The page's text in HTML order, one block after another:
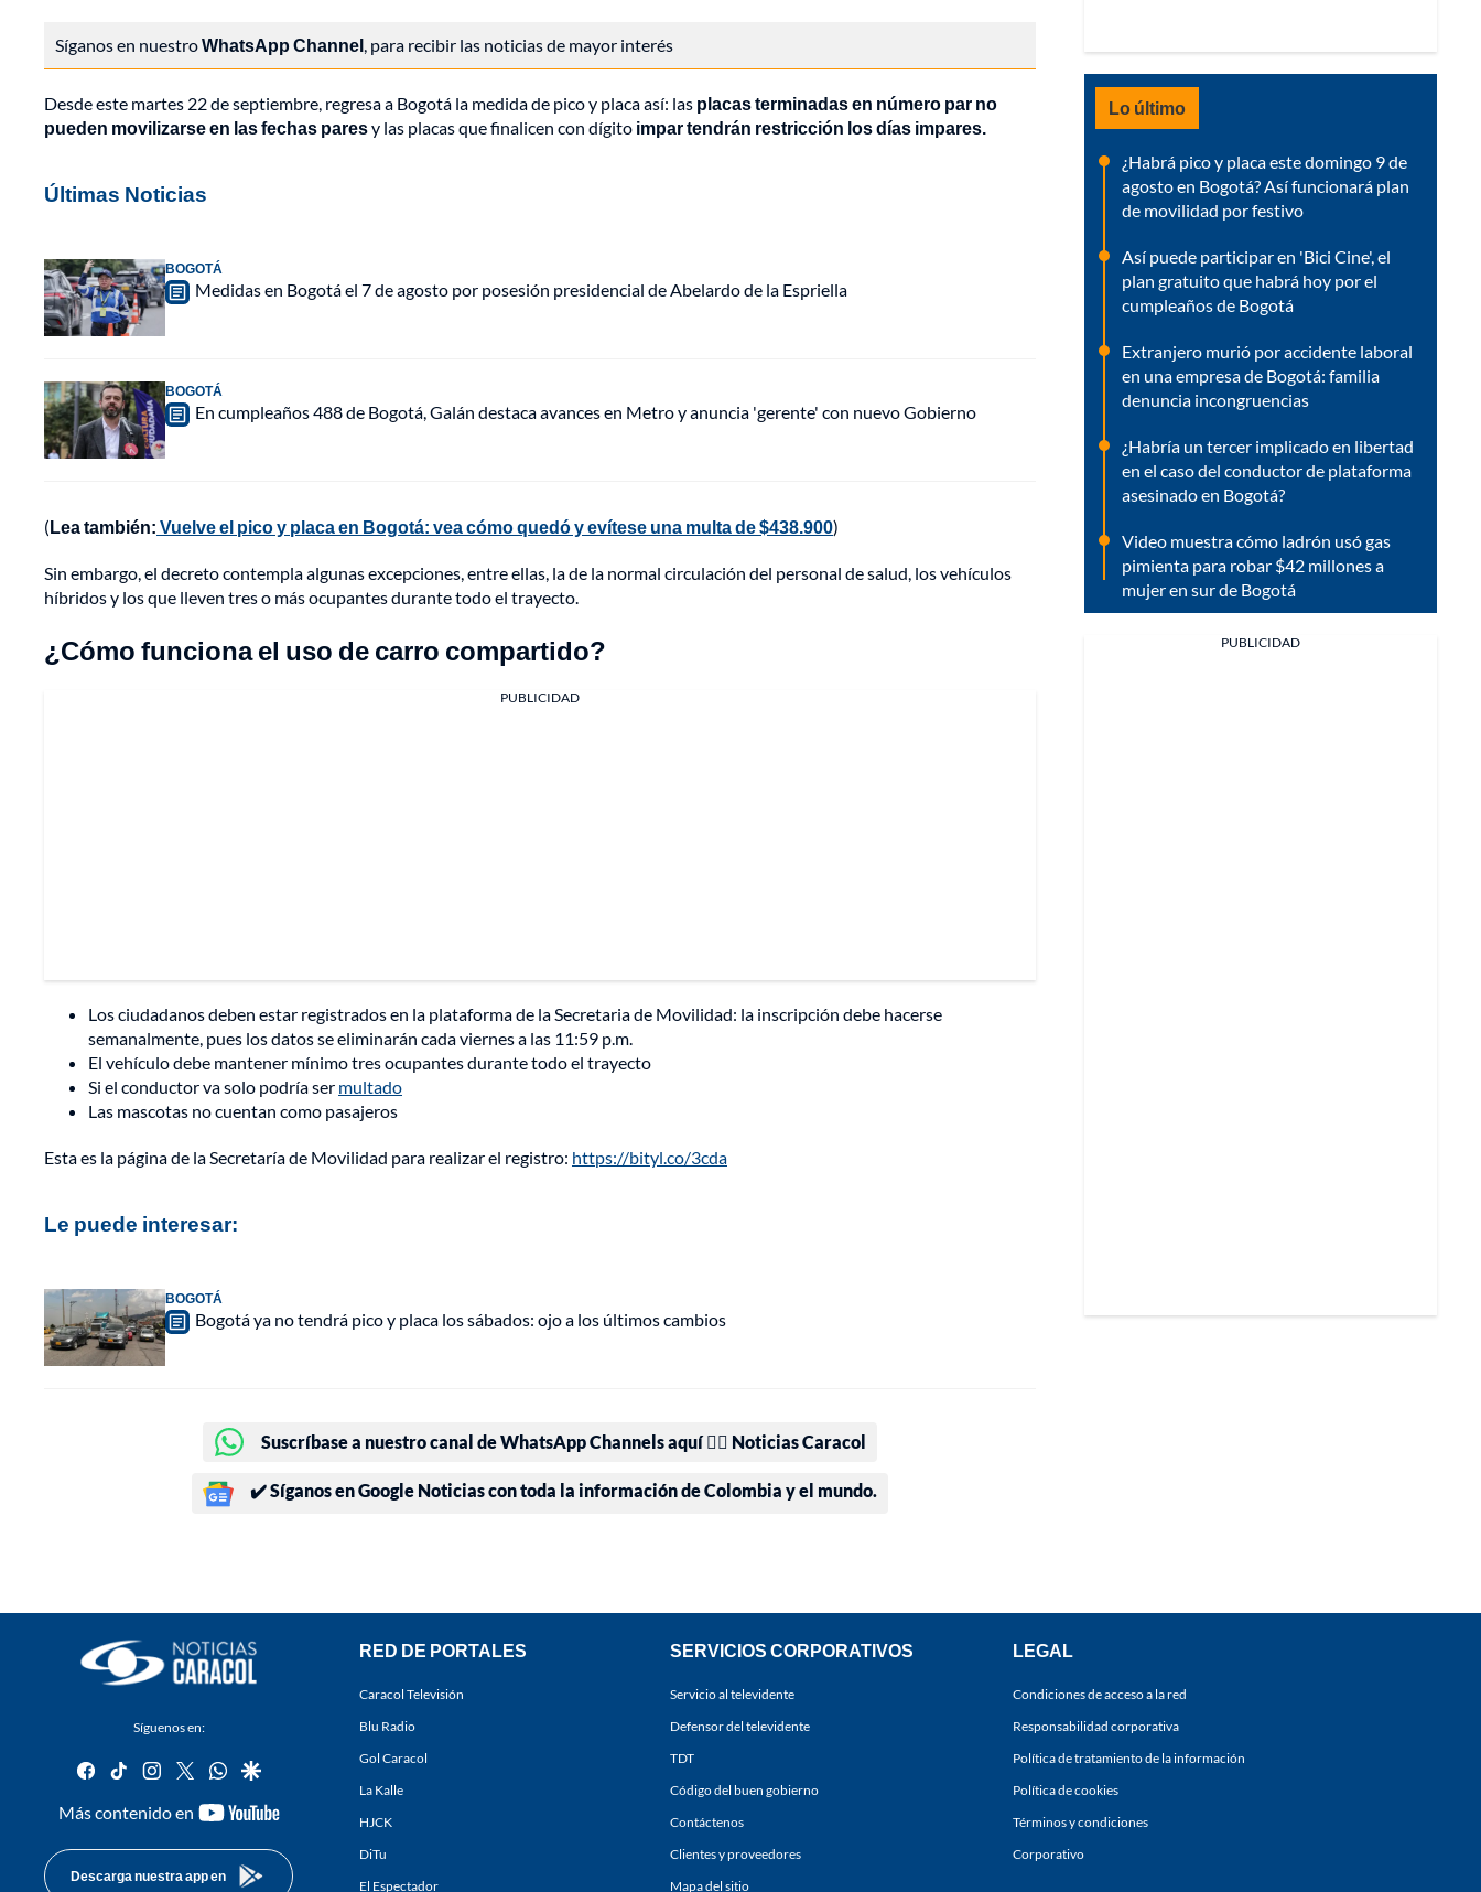
Síganos en nuestroWhatsApp Channel, para recibir las noticias de mayor interés
Desde este martes 22 de septiembre, regresa a Bogotá la medida de pico y placa así: las placas terminadas en número par no
pueden movilizarse en las fechas paresy las placas que finalicen con dígito impar tendrán restricción los días impares.
Últimas Noticias
BOGOTÁ
Medidas en Bogotá el 7 de agosto por posesión presidencial de Abelardo de la Espriella
BOGOTÁ
En cumpleaños 488 de Bogotá, Galán destaca avances en Metro y anuncia 'gerente' con nuevo Gobierno
(Lea también: Vuelve el pico y placa en Bogotá: vea cómo quedó y evítese una multa de $438.900)
Sin embargo, el decreto contempla algunas excepciones, entre ellas, la de la normal circulación del personal de salud, los vehículos
híbridos y los que lleven tres o más ocupantes durante todo el trayecto.
¿Cómo funciona el uso de carro compartido?
PUBLICIDAD
Los ciudadanos deben estar registrados en la plataforma de la Secretaria de Movilidad: la inscripción debe hacerse
semanalmente, pues los datos se eliminarán cada viernes a las 11:59 p.m.
El vehículo debe mantener mínimo tres ocupantes durante todo el trayecto
Si el conductor va solo podría ser multado
Las mascotas no cuentan como pasajeros
Esta es la página de la Secretaría de Movilidad para realizar el registro: https://bityl.co/3cda
Le puede interesar:
BOGOTÁ
Bogotá ya no tendrá pico y placa los sábados: ojo a los últimos cambios
Suscríbase a nuestro canal de WhatsApp Channels aquí 👉🏻 Noticias Caracol
✔️ Síganos en Google Noticias con toda la información de Colombia y el mundo.
Lo último
¿Habrá pico y placa este domingo 9 de
agosto en Bogotá? Así funcionará plan
de movilidad por festivo
Así puede participar en 'Bici Cine', el
plan gratuito que habrá hoy por el
cumpleaños de Bogotá
Extranjero murió por accidente laboral
en una empresa de Bogotá: familia
denuncia incongruencias
¿Habría un tercer implicado en libertad
en el caso del conductor de plataforma
asesinado en Bogotá?
Video muestra cómo ladrón usó gas
pimienta para robar $42 millones a
mujer en sur de Bogotá
PUBLICIDAD
Síguenos en:
facebook
tiktok instagram
twitterwhatsapp
google
Más contenido en
youtube-
Descarga nuestra app en
RED DE PORTALES
Caracol Televisión
Blu Radio
Gol Caracol
La Kalle
HJCK
DiTu
El Espectador
SERVICIOS CORPORATIVOS
Servicio al televidente
Defensor del televidente
TDT
Código del buen gobierno
Contáctenos
Clientes y proveedores
Mapa del sitio
LEGAL
Condiciones de acceso a la red
Responsabilidad corporativa
Política de tratamiento de la información
Política de cookies
Términos y condiciones
Corporativo